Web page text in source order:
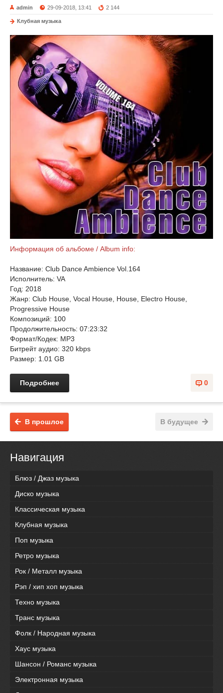
admin 29-09-2018, 13:41 2 144
Клубная музыка
Информация об альбоме / Album info:
Название: Club Dance Ambience Vol.164
Исполнитель: VA
Год: 2018
Жанр: Club House, Vocal House, House, Electro House,
Progressive House
Композиций: 100
Продолжительность: 07:23:32
Формат/Кодек: MP3
Битрейт аудио: 320 kbps
Размер: 1.01 GB
0
Подробнее
В будущее
В прошлое
Навигация
Блюз / Джаз музыка
Диско музыка
Классическая музыка
Клубная музыка
Поп музыка
Ретро музыка
Рок / Металл музыка
Рэп / хип хоп музыка
Техно музыка
Транс музыка
Фолк / Народная музыка
Хаус музыка
Шансон / Романс музыка
Электронная музыка